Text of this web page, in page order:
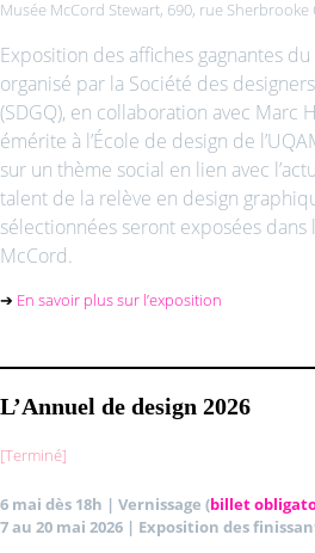
Musée McCord Stewart, 690, rue
Exposition des affiches gagnantes
organisé par la Société des
(SDGQ), en collaboration avec Marc
émérite à l’École de design de
sur un thème social en lien avec
talent de la relève en design
sélectionnées seront exposées dans
McCord.
➔ En savoir plus sur l’exposition
L’Annuel de design 2026
[Terminé]
6 mai dès 18h | Vernissage (billet
7 au 20 mai 2026 | Exposition des